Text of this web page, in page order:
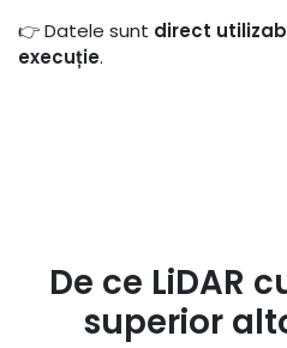
👉 Datele sunt direct
execuție.
De ce LiDAR
superior